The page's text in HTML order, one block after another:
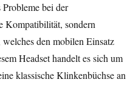
bei der
Kompatibilität, sondern
den mobilen Einsatz
Headset handelt es sich um
klassische Klinkenbüchse an